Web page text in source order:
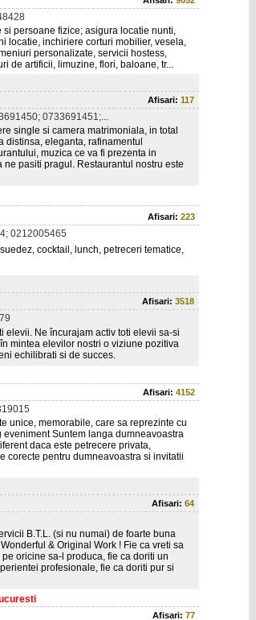
persoane fizice; asigura locatie nunti,
locatie, inchiriere corturi mobilier, vesela,
personalizate, servicii hostess,
de artificii, limuzine, flori, baloane, tr...
Afisari: 117
0733691451;...
single si camera matrimoniala, in total
distinsa, eleganta, rafinamentul
muzica ce va fi prezenta in
pasiti pragul. Restaurantul nostru este
Afisari: 223
0212005465
cocktail, lunch, petreceri tematice,
Afisari: 3518
elevii. Ne încurajam activ toti elevii sa-si
mintea elevilor nostri o viziune pozitiva
echilibrati si de succes.
Afisari: 4152
unice, memorabile, care sa reprezinte cu
Suntem langa dumneavoastra
daca este petrecere privata,
corecte pentru dumneavoastra si invitatii
Afisari: 64
B.T.L. (si nu numai) de foarte buna
& Original Work ! Fie ca vreti sa
oricine sa-l produca, fie ca doriti un
profesionale, fie ca doriti pur si
Afisari: 77